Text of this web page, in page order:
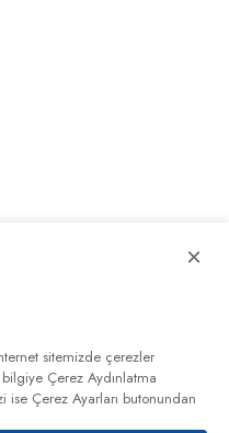
×
sitemizde çerezler
bilgiye Çerez Aydınlatma
ise Çerez Ayarları butonundan